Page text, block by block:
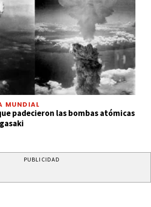
MUNDIAL
padecieron las bombas atómicas
PUBLICIDAD